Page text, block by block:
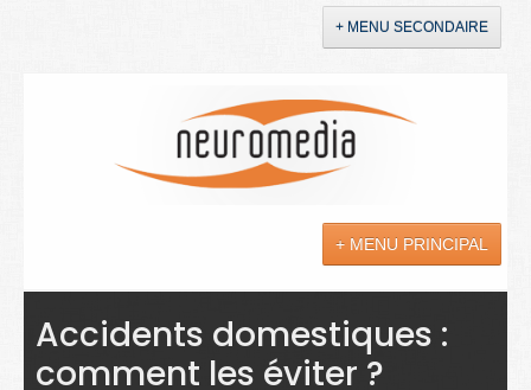
+ MENU SECONDAIRE
+ MENU PRINCIPAL
Actualités
Sciences
Accidents domestiques :
comment les éviter ?